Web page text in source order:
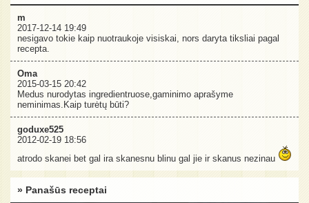
m
2017-12-14 19:49
nesigavo tokie kaip nuotraukoje visiskai, nors daryta tiksliai pagal
recepta.
Oma
2015-03-15 20:42
Medus nurodytas ingredientruose,gaminimo aprašyme
neminimas.Kaip turėtų būti?
goduxe525
2012-02-19 18:56
atrodo skanei bet gal ira skanesnu blinu gal jie ir skanus nezinau
» Panašūs receptai